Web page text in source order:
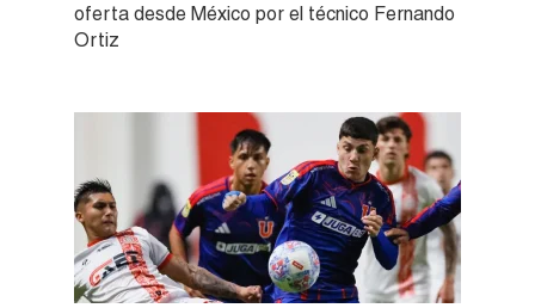
oferta desde México por el técnico Fernando
Ortiz